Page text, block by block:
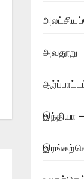
அவதூறு
இந்தியா